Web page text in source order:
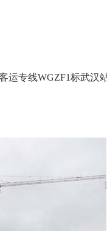
运专线WGZF1标武汉